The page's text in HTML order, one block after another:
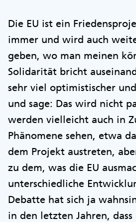
Die EU ist ein
immer und wird auch
geben, wo man meinen
Solidarität bricht
sehr viel optimistischer
und sage: Das wird nicht
werden vielleicht auch in
Phänomene sehen, etwa
dem Projekt austreten,
zu dem, was die EU
unterschiedliche
Debatte hat sich ja
in den letzten Jahren,